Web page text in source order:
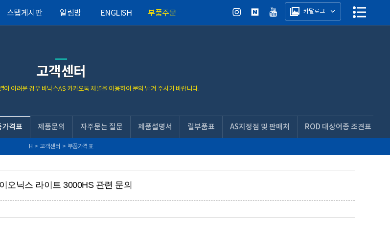
스탭게시판 알림방 ENGLISH 부품주문 카달로그
고객센터
이 어려운 경우 바낙스AS 카카오톡 채널을 이용하여 문의 남겨 주시기 바랍니다.
가격표 제품문의 자주묻는 질문 제품설명서 릴부품표 AS지정점 및 판매처 ROD 대상어종 조견표
H > 고객센터 > 부품가격표
오닉스 라이트 3000HS 관련 문의